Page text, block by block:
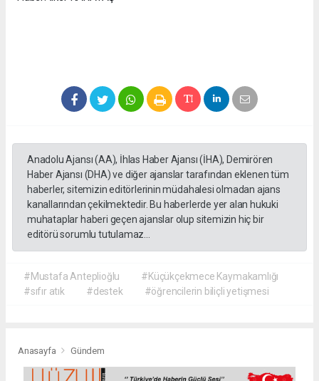
Anadolu Ajansı (AA), İhlas Haber Ajansı (İHA), Demirören
Haber Ajansı (DHA) ve diğer ajanslar tarafından eklenen tüm
haberler, sitemizin editörlerinin müdahalesi olmadan ajans
kanallarından çekilmektedir. Bu haberlerde yer alan hukuki
muhataplar haberi geçen ajanslar olup sitemizin hiç bir
editörü sorumlu tutulamaz...
#Mustafa Anteplioğlu
#Küçükçekmece Kaymakamlığı
#sıfır atık
#destek #öğrencilerin biliçli yetişmesi
Anasayfa Gündem